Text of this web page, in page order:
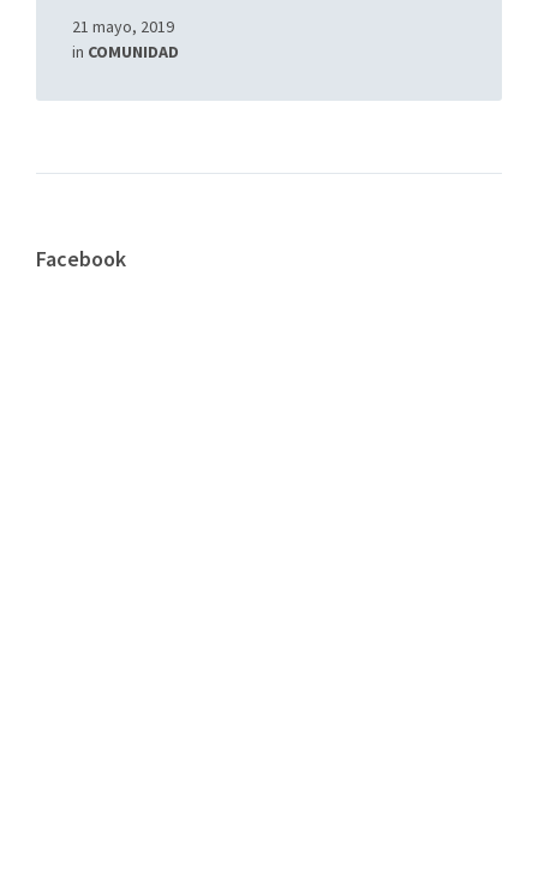
21 mayo, 2019
in COMUNIDAD
Facebook